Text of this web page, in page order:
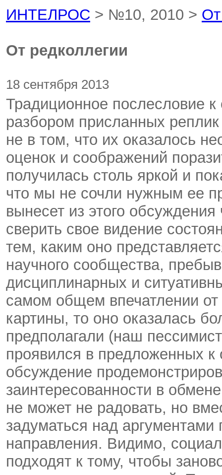
ИНТЕЛРОС > №10, 2010 >
От редколлегии
18 сентября 2013
Традиционное послесловие
разбором присланных
не в том, что их оказалось
оценок и соображений
получилась столь яркой и
что мы не сочли нужным ее
вынесет из этого
сверить свое видение
тем, каким оно
научного сообщества,
дисциплинарных и
самом общем впечатлении
картины, то оно оказалась
предполагали (наш
проявился в предложенных
обсуждение
заинтересованности в
не может не радовать, но
задуматься над аргументами
направления. Видимо,
подходят к тому, чтобы